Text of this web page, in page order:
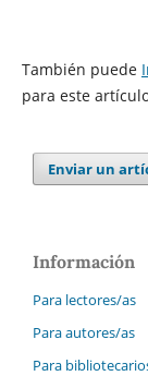
También puede
para este
Enviar un
Información
Para lectores/as
Para autores/as
Para